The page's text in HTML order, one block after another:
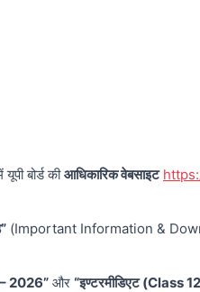
बोर्ड कीआधिकारिक वेबसाइट
(Important Information &
2026” और “इण्टरमीडिएट (Class